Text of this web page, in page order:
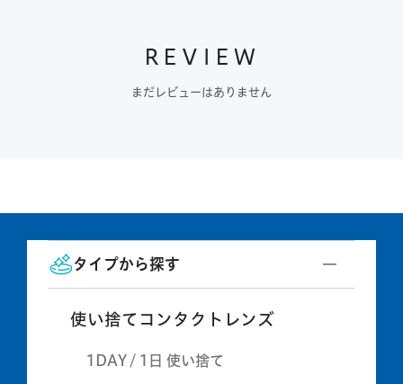
REVIEW
まだレビューはありません
タイプから探す
使い捨てコンタクトレンズ
1DAY / 1日 使い捨て